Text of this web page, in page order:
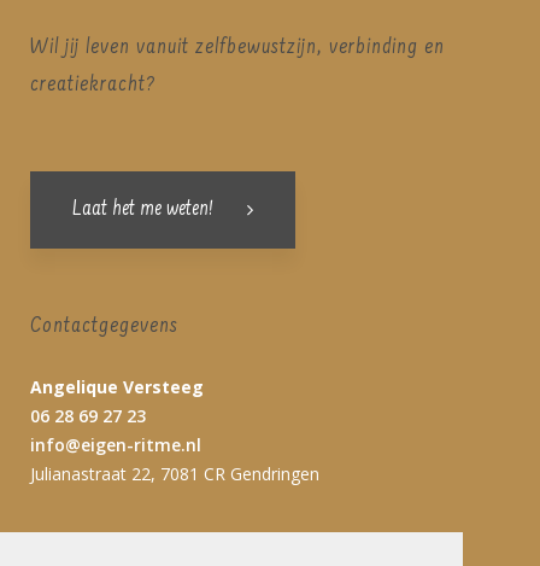
Wil jij leven vanuit zelfbewustzijn, verbinding en
creatiekracht?
Laat het me weten!
Contactgegevens
Angelique Versteeg
06 28 69 27 23
info@eigen-ritme.nl
Julianastraat 22, 7081 CR Gendringen